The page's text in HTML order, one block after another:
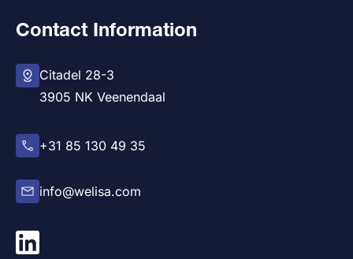
Contact Information
Citadel 28-3
3905 NK Veenendaal
+31 85 130 49 35
info@welisa.com